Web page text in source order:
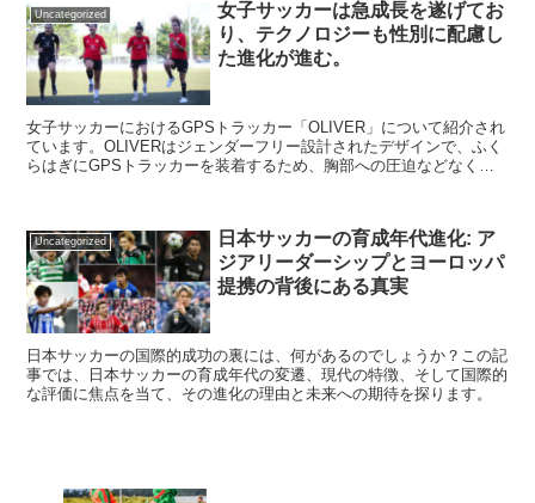
発展を支援していることも紹介.
Uncategorized
女子サッカーは急成長を遂げてお
り、テクノロジーも性別に配慮し
た進化が進む。
女子サッカーにおけるGPSトラッカー「OLIVER」について紹介され
ています。OLIVERはジェンダーフリー設計されたデザインで、ふく
らはぎにGPSトラッカーを装着するため、胸部への圧迫などなく選
することができ、トレーナーやコーチはこれらのデータを分析するこ
とで、選手の能力を正確に把握し、より効果的なトレーニングプログ
ラムを作成することができます。OLIVERは女子サッカーにおけるテ
クノロジーの進歩に貢献し、このスポーツの成長を促進しています。
Uncategorized
日本サッカーの育成年代進化: ア
ジアリーダーシップとヨーロッパ
提携の背後にある真実
日本サッカーの国際的成功の裏には、何があるのでしょうか？この記
事では、日本サッカーの育成年代の変遷、現代の特徴、そして国際的
な評価に焦点を当て、その進化の理由と未来への期待を探ります。